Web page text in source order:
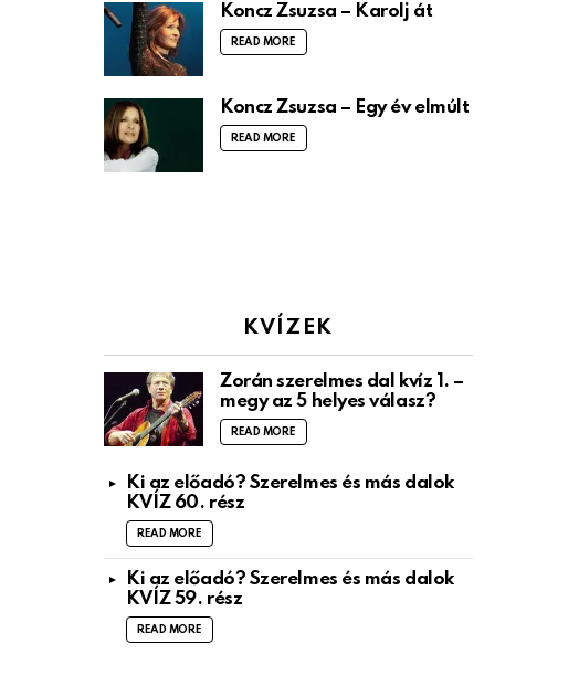
Koncz Zsuzsa – Karolj át
READ MORE
Koncz Zsuzsa – Egy év elmúlt
READ MORE
KVÍZEK
Zorán szerelmes dal kvíz 1. –
megy az 5 helyes válasz?
READ MORE
Ki az előadó? Szerelmes és más dalok
KVÍZ 60. rész
READ MORE
Ki az előadó? Szerelmes és más dalok
KVÍZ 59. rész
READ MORE